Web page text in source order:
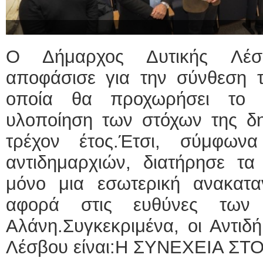
Ο Δήμαρχος Δυτικής
αποφάσισε για την σύνθεση
οποία θα προχωρήσει το
υλοποίηση των στόχων της
τρέχον έτος.Έτσι,
αντιδημαρχιών, διατήρησε
μόνο μια εσωτερική
αφορά στις ευθύνες
Αλάνη.Συγκεκριμένα, οι
Λέσβου είναι:Η ΣΥΝΕΧΕΙΑ